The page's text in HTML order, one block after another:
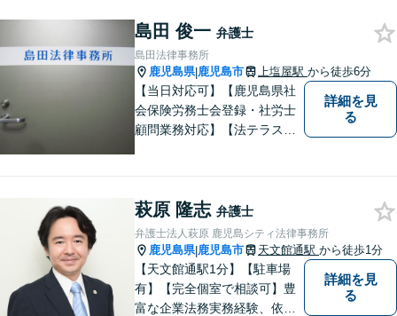
す。困ったらすぐにご相談く
ださい。
島田 俊一 弁護士
島田法律事務所
鹿児島県|鹿児島市 上塩屋駅 から徒歩6分
【当日対応可】【鹿児島県社
会保険労務士会登録・社労士
顧問業務対応】【法テラス対
詳細を見
る
萩原 隆志 弁護士
弁護士法人萩原 鹿児島シティ法律事務所
鹿児島県|鹿児島市 天文館通駅 から徒歩1分
【天文館通駅1分】【駐車場
有】【完全個室で相談可】豊
富な企業法務実務経験、依頼
詳細を見
る